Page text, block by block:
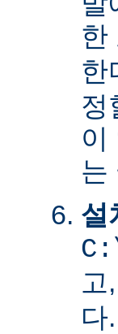
한
한
정
이
는
설
고
다.